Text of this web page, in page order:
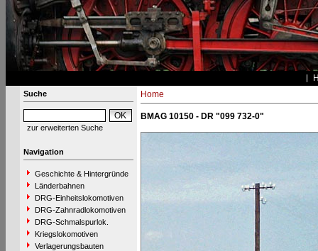
Suche
zur erweiterten Suche
Navigation
Geschichte & Hintergründe
Länderbahnen
DRG-Einheitslokomotiven
DRG-Zahnradlokomotiven
DRG-Schmalspurlok.
Kriegslokomotiven
Verlagerungsbauten
Home
BMAG 10150 - DR "099 732-0"